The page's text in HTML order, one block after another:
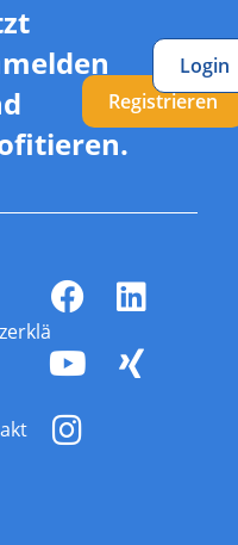
Registrieren
Login